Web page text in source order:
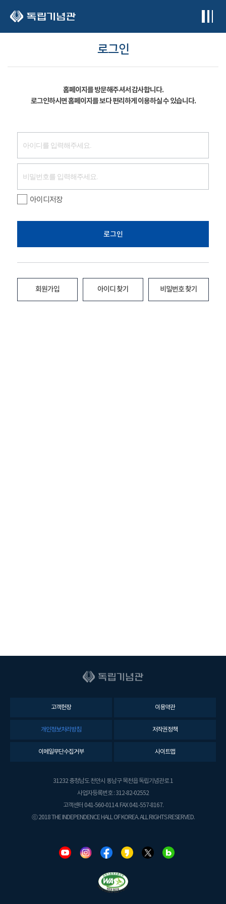
로그인
홈페이지를 방문해주셔서 감사합니다.
로그인하시면 홈페이지를 보다 편리하게 이용하실 수 있습니다.
아이디저장
로그인
회원가입 아이디 찾기 비밀번호 찾기
고객헌장 이용약관
개인정보처리방침 저작권정책
이메일무단수집거부 사이트맵
31232 충청남도 천안시 동남구 목천읍 독립기념관로 1
사업자등록번호 : 312-82-02552
고객센터 041-560-0114. FAX 041-557-8167.
ⓒ 2018 THE INDEPENDENCE HALL OF KOREA. ALL RIGHTS RESERVED.